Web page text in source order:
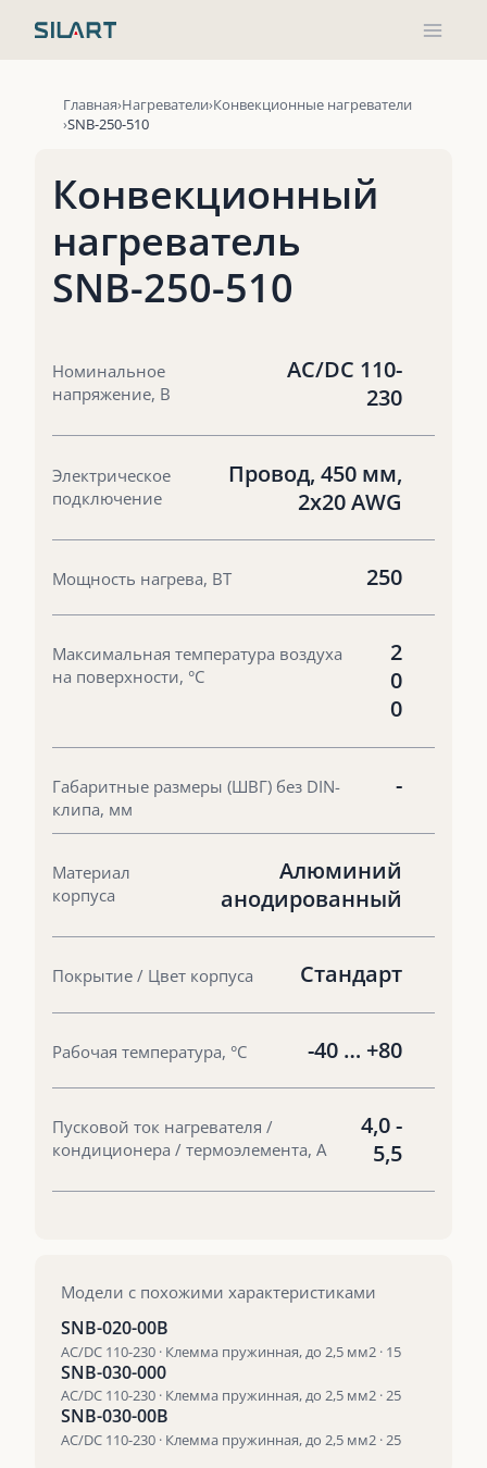
Главная Нагреватели Конвекционные нагреватели
SNB-250-510
Конвекционный
нагреватель
SNB-250-510
Номинальное
напряжение, В
AC/DC 110-
230
Электрическое
подключение
Провод, 450 мм,
2х20 AWG
Мощность нагрева, ВТ 250
Максимальная температура воздуха
на поверхности, °С
2
0
0
Габаритные размеры (ШВГ) без DIN-
клипа, мм
-
Материал
корпуса
Алюминий
анодированный
Покрытие / Цвет корпуса Стандарт
Рабочая температура, °С -40 … +80
Пусковой ток нагревателя /
кондиционера / термоэлемента, А
4,0 -
5,5
Модели с похожими характеристиками
SNB-020-00B
AC/DC 110-230 · Клемма пружинная, до 2,5 мм2 · 15
SNB-030-000
AC/DC 110-230 · Клемма пружинная, до 2,5 мм2 · 25
SNB-030-00B
AC/DC 110-230 · Клемма пружинная, до 2,5 мм2 · 25